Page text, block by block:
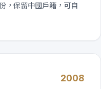
，保留中國戶籍，可自
2008